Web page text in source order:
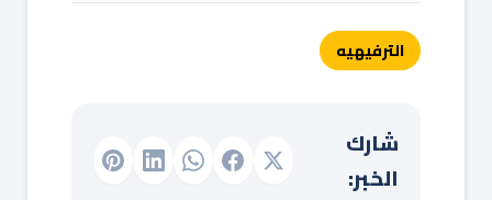
الترفيهيه
شارك
الخبر: